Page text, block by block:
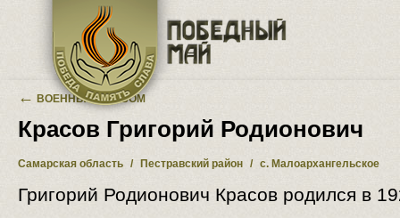
Перейти к основному содержанию
← ВОЕННЫЙ АЛЬБОМ
Красов Григорий Родионович
Самарская область / Пестравский район / с. Малоархангельское
Григорий Родионович Красов родился в